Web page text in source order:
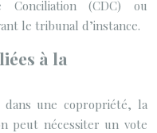
Conciliation (CDC) ou
le tribunal d’instance.
à la
une copropriété, la
peut nécessiter un vote